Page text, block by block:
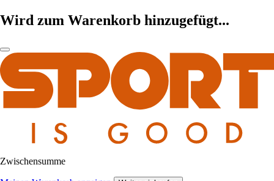
Wird zum Warenkorb hinzugefügt...
Zwischensumme